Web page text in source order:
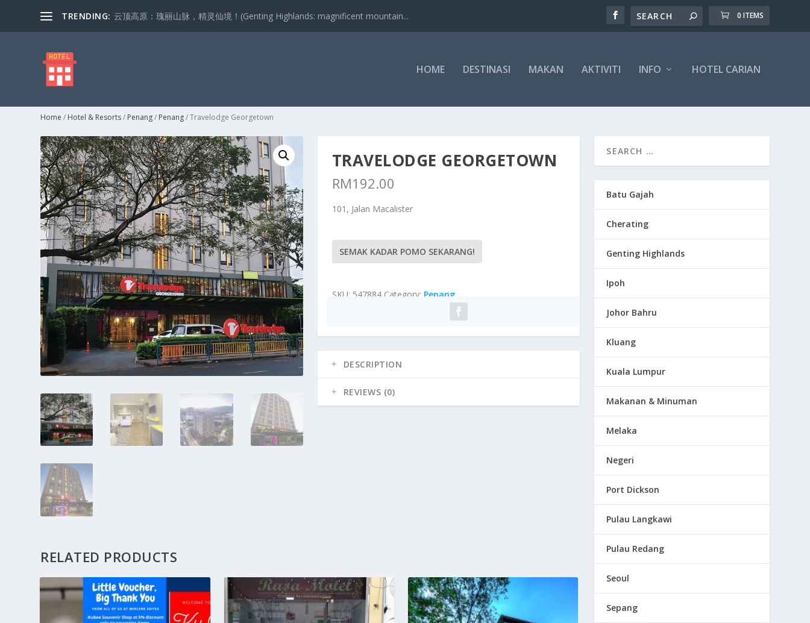
TRENDING: 云顶高原：瑰丽山脉，精灵仙境！(Genting Highlands: magnificent mountain... 0 ITEMS
HOME DESTINASI MAKAN AKTIVITI INFO HOTEL CARIAN
Home / Hotel & Resorts/ Penang/ Penang/ Travelodge Georgetown
TRAVELODGE GEORGETOWN
RM192.00
101, Jalan Macalister
SEMAK KADAR POMO SEKARANG!
SKU: 547884 Category: Penang
DESCRIPTION
REVIEWS (0)
RELATED PRODUCTS
Batu Gajah
Cherating
Genting Highlands
Ipoh
Johor Bahru
Kluang
Kuala Lumpur
Makanan & Minuman
Melaka
Negeri
Port Dickson
Pulau Langkawi
Pulau Redang
Seoul
Sepang